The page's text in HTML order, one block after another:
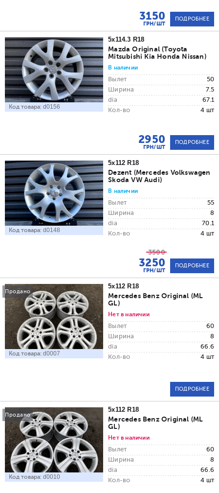
3150
ГРН/ШТ
ПОДРОБНЕЕ
Код товара: d0156
5x114.3 R18
Mazda Original (Toyota
Mitsubishi Kia Honda Nissan)
В наличии
Вылет
50
Ширина
7.5
dia
67.1
Кол-во
4 шт
2950
ГРН/ШТ
ПОДРОБНЕЕ
Код товара: d0148
5x112 R18
Dezent (Mercedes Volkswagen
Skoda VW Audi)
В наличии
Вылет
55
Ширина
8
dia
70.1
Кол-во
4 шт
3500
3250
ГРН/ШТ
ПОДРОБНЕЕ
Продано
Код товара: d0007
5x112 R18
Mercedes Benz Original (ML
GL)
Нет в наличии
Вылет
60
Ширина
8
dia
66.6
Кол-во
4 шт
ПОДРОБНЕЕ
Продано
Код товара: d0010
5x112 R18
Mercedes Benz Original (ML
GL)
Нет в наличии
Вылет
60
Ширина
8
dia
66.6
Кол-во
4 шт